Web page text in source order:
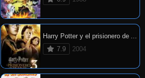
Harry Potter y el prisionero de Azkaban
7.9
2004